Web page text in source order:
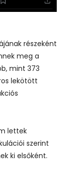
részeként
meg a
mint 373
lekötött
lettek
szerint
ki elsőként.